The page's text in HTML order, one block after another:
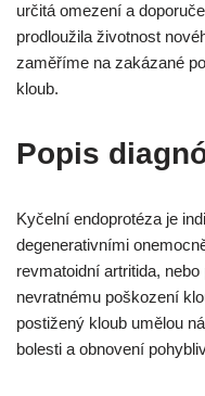
určitá omezení a
prodloužila životnost
zaměříme na zakázané
kloub.
Popis
Kyčelní endoprotéza je
degenerativními
revmatoidní artritida,
nevratnému poškození
postižený kloub umělou
bolesti a obnovení